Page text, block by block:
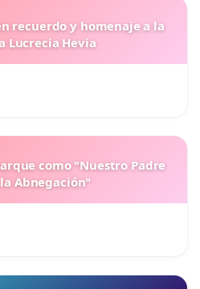
recuerdo y homenaje a la
Lucrecia Hevia
como "Nuestro Padre
la Abnegación"